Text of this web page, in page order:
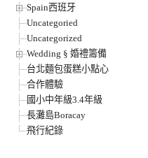
Spain西班牙
Uncategoried
Uncategorized
Wedding § 婚禮籌備
台北麵包蛋糕小點心
合作體驗
國小中年級3.4年級
長灘島Boracay
飛行紀錄